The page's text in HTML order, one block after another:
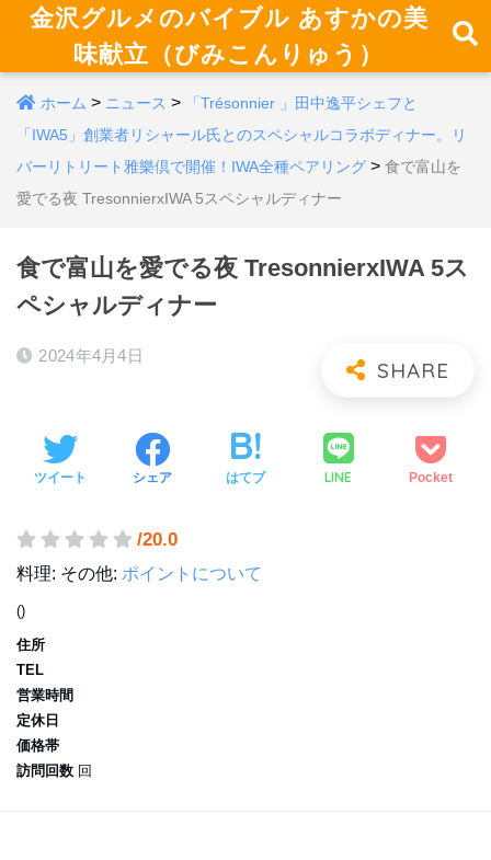
金沢グルメのバイブル あすかの美
味献立（びみこんりゅう）
ホーム > ニュース >
「Trésonnier 」田中逸平シェフと
「IWA5」創業者リシャール氏とのスペシャルコラボディナー。リ
バーリトリート雅樂倶で開催！IWA全種ペアリング > 食で富山を
愛でる夜 TresonnierxIWA 5スペシャルディナー
食で富山を愛でる夜 TresonnierxIWA 5ス
ペシャルディナー
2024年4月4日
ツイート シェア はてブ LINE Pocket
/20.0
料理: その他: ポイントについて
()
住所
TEL
営業時間
定休日
価格帯
訪問回数 回